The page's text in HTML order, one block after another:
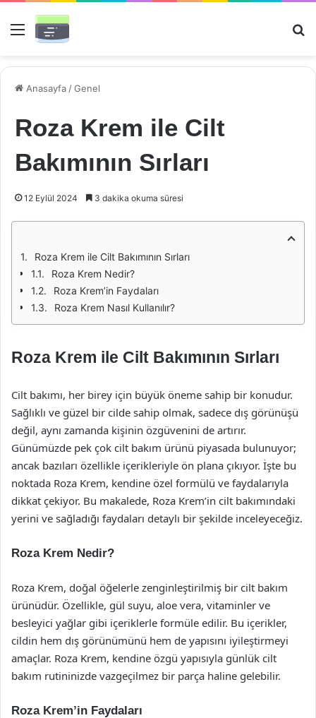
Menü
Anasayfa /Genel
Roza Krem ile Cilt
Bakımının Sırları
12 Eylül 2024 3 dakika okuma süresi
Roza Krem ile Cilt Bakımının Sırları
Roza Krem Nedir?
Roza Krem’in Faydaları
Roza Krem Nasıl Kullanılır?
Roza Krem ile Cilt Bakımının Sırları
Cilt bakımı, her birey için büyük öneme sahip bir konudur.
Sağlıklı ve güzel bir cilde sahip olmak, sadece dış görünüşü
değil, aynı zamanda kişinin özgüvenini de artırır.
Günümüzde pek çok cilt bakım ürünü piyasada bulunuyor;
ancak bazıları özellikle içerikleriyle ön plana çıkıyor. İşte bu
noktada Roza Krem, kendine özel formülü ve faydalarıyla
dikkat çekiyor. Bu makalede, Roza Krem’in cilt bakımındaki
yerini ve sağladığı faydaları detaylı bir şekilde inceleyeceğiz.
Roza Krem Nedir?
Roza Krem, doğal öğelerle zenginleştirilmiş bir cilt bakım
ürünüdür. Özellikle, gül suyu, aloe vera, vitaminler ve
besleyici yağlar gibi içeriklerle formüle edilir. Bu içerikler,
cildin hem dış görünümünü hem de yapısını iyileştirmeyi
amaçlar. Roza Krem, kendine özgü yapısıyla günlük cilt
bakım rutininizde vazgeçilmez bir parça haline gelebilir.
Roza Krem’in Faydaları